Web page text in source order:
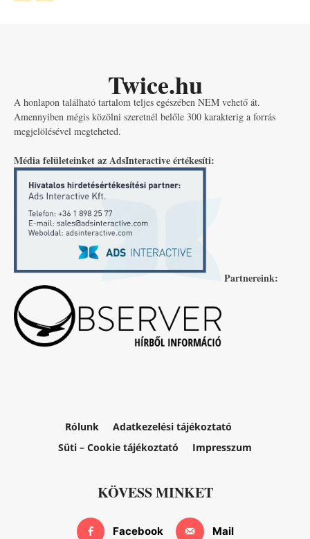
Twice.hu
A honlapon található tartalom teljes egészében NEM vehető át.
Amennyiben mégis közölni szeretnél belőle 300 karakterig a forrás
megjelölésével megteheted.
Média felületeinket az AdsInteractive értékesíti:
Partnereink:
Rólunk
Adatkezelési tájékoztató
Süti – Cookie tájékoztató
Impresszum
KÖVESS MINKET
Facebook Mail